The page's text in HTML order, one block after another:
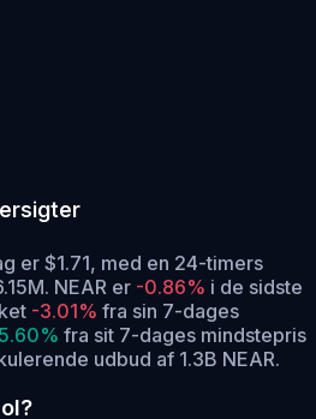
er $1.71, med en 24-timers
NEAR er -0.86% i de sidste
-3.01% fra sin 7-dages
5.60% fra sit 7-dages mindstepris
udbud af 1.3B NEAR.